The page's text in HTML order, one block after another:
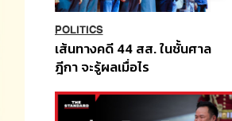
POLITICS
เส้นทางคดี 44 สส. ในชั้นศาล
ฎีกา จะรู้ผลเมื่อไร